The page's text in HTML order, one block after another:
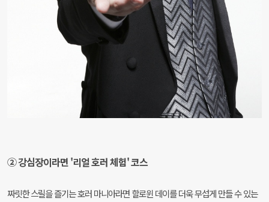
② 강심장이라면 '리얼 호러 체험' 코스
짜릿한 스릴을 즐기는 호러 마니아라면 할로윈 데이를 더욱 무섭게 만들 수 있는